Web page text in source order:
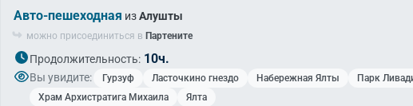
Авто-пешеходная изАлушты
можно присоединиться в Партените
Продолжительность: 10ч.
Вы увидите: Гурзуф Ласточкино гнездо Набережная Ялты
Парк
Храм Архистратига Михаила
Ялта